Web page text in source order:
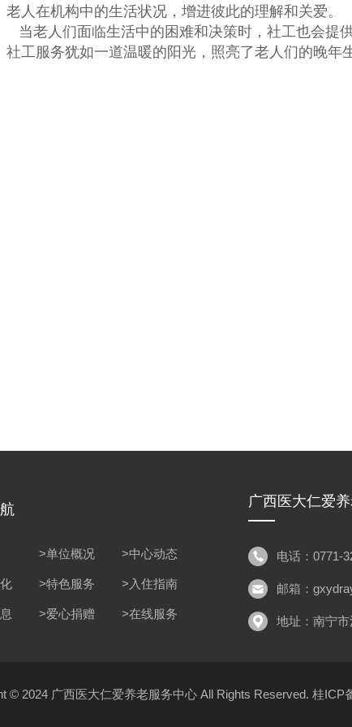
老人在机构中的生活状况，增进彼此的理解和关爱。
当老人们面临生活中的困难和决策时，社工也会提
社工服务犹如一道温暖的阳光，照亮了老人们的晚年
>单位概况 >中心动态
>特色服务 >入住指南
>爱心捐赠 >在线服务
广西医大仁爱
电话：0771-
邮箱：
地址：南宁
© 2024 广西医大仁爱养老服务中心 All Rights Reserved. 桂ICP